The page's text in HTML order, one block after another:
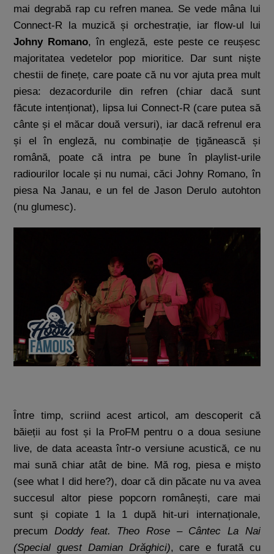
mai degrabă rap cu refren manea. Se vede mâna lui
Connect-R la muzică și orchestrație, iar flow-ul lui
Johny Romano, în engleză, este peste ce reușesc
majoritatea vedetelor pop mioritice. Dar sunt niște
chestii de finețe, care poate că nu vor ajuta prea mult
piesa: dezacordurile din refren (chiar dacă sunt
făcute intenționat), lipsa lui Connect-R (care putea să
cânte și el măcar două versuri), iar dacă refrenul era
și el în engleză, nu combinație de țigănească și
română, poate că intra pe bune în playlist-urile
radiourilor locale și nu numai, căci Johny Romano, în
piesa Na Janau, e un fel de Jason Derulo autohton
(nu glumesc).
Între timp, scriind acest articol, am descoperit că
băieții au fost și la ProFM pentru o a doua sesiune
live, de data aceasta într-o versiune acustică, ce nu
mai sună chiar atât de bine. Mă rog, piesa e mișto
(see what I did here?), doar că din păcate nu va avea
succesul altor piese popcorn românești, care mai
sunt și copiate 1 la 1 după hit-uri internaționale,
precumDoddy feat. Theo Rose – Cântec La Nai
(Special guest Damian Drăghici), care e furată cu